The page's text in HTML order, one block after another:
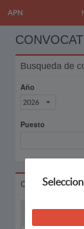
APN
Busqueda de
Año
2026
Puesto
Convocatorias